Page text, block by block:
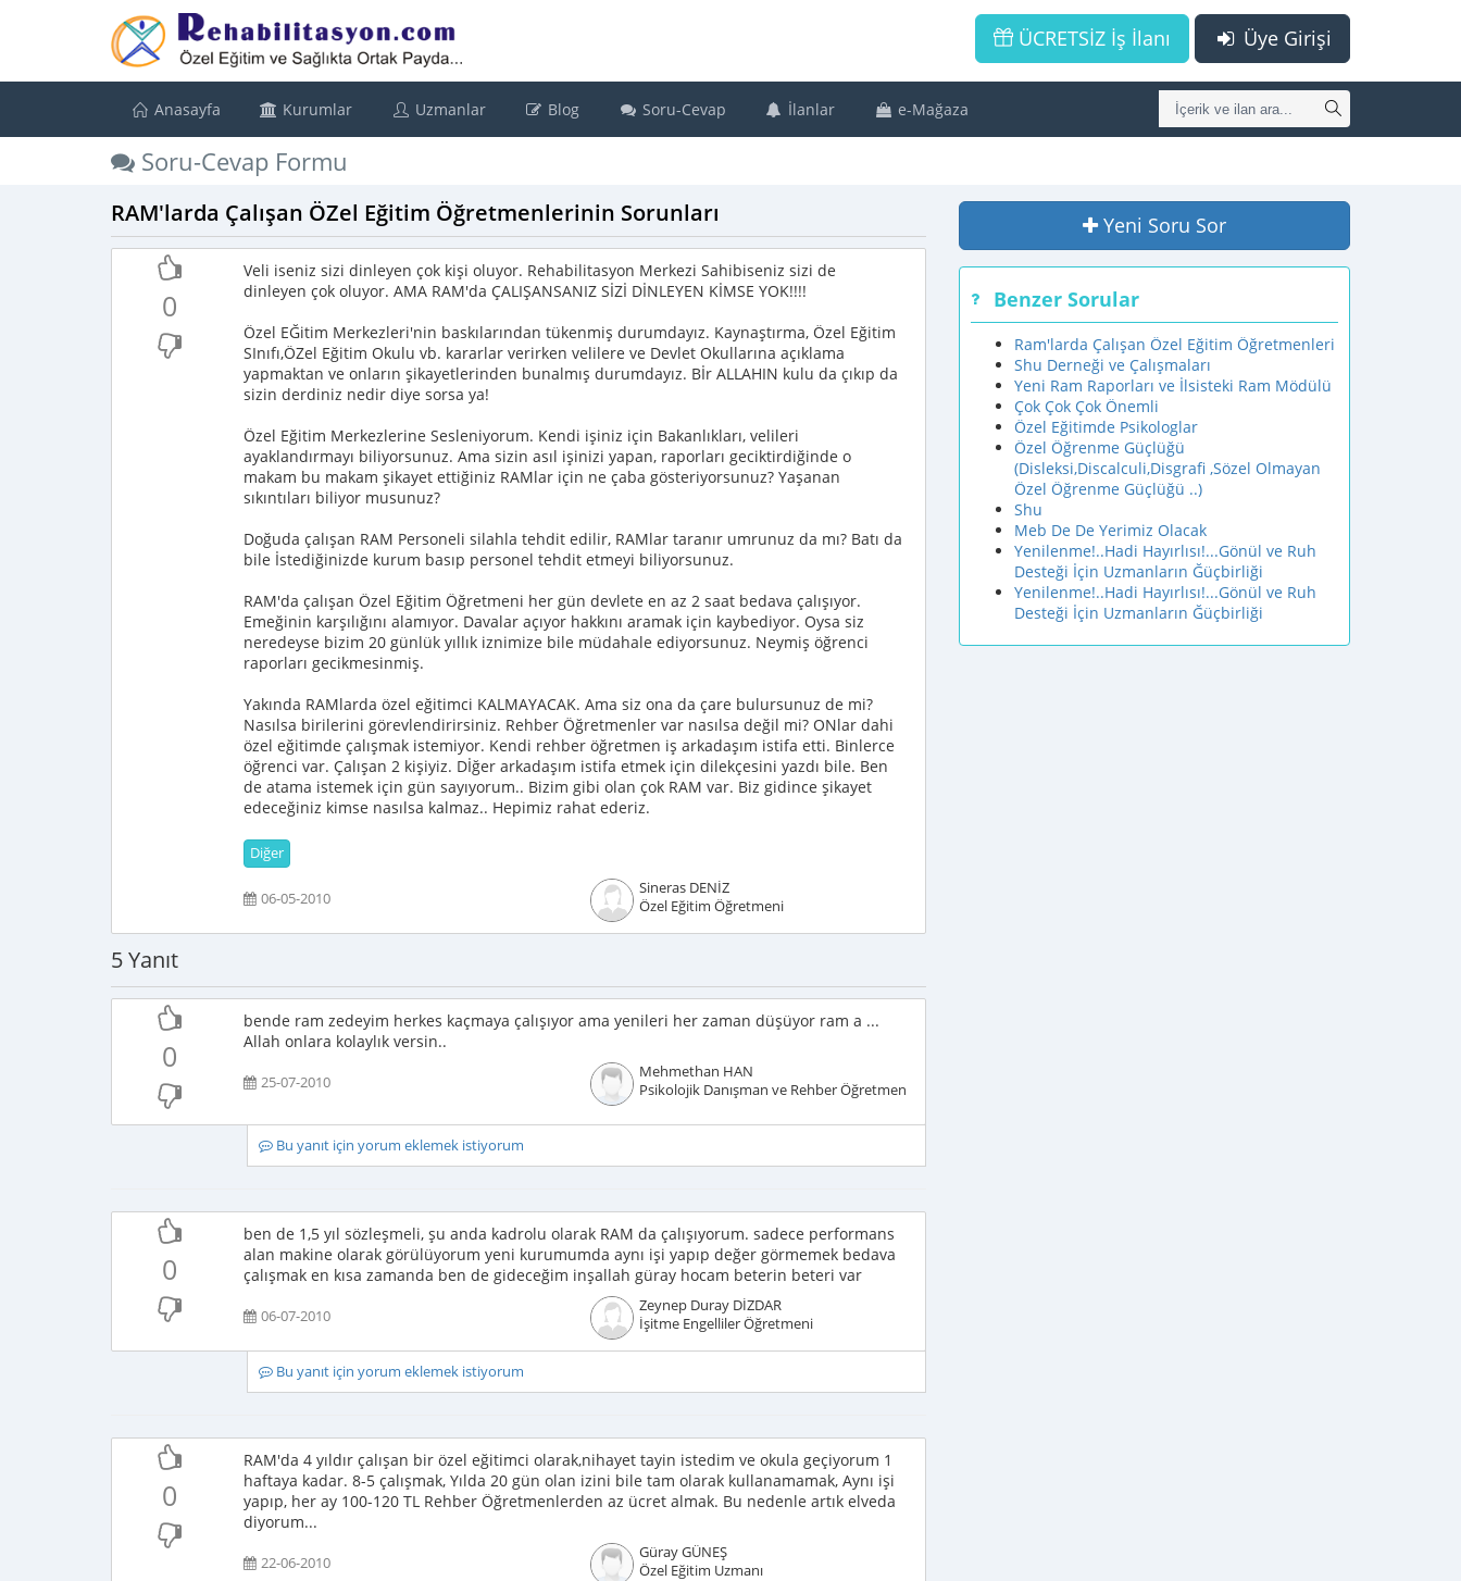
Üye Girişi
ÜCRETSİZ İş İlanı
Anasayfa Kurumlar Uzmanlar Blog Soru-Cevap İlanlar e-Mağaza
Soru-Cevap Formu
RAM'larda Çalışan ÖZel Eğitim Öğretmenlerinin Sorunları
0
Veli iseniz sizi dinleyen çok kişi oluyor. Rehabilitasyon Merkezi Sahibiseniz sizi de
dinleyen çok oluyor. AMA RAM'da ÇALIŞANSANIZ SİZİ DİNLEYEN KİMSE YOK!!!!
Özel EĞitim Merkezleri'nin baskılarından tükenmiş durumdayız. Kaynaştırma, Özel Eğitim
SInıfı,ÖZel Eğitim Okulu vb. kararlar verirken velilere ve Devlet Okullarına açıklama
yapmaktan ve onların şikayetlerinden bunalmış durumdayız. Bİr ALLAHIN kulu da çıkıp da
sizin derdiniz nedir diye sorsa ya!
Özel Eğitim Merkezlerine Sesleniyorum. Kendi işiniz için Bakanlıkları, velileri
ayaklandırmayı biliyorsunuz. Ama sizin asıl işinizi yapan, raporları geciktirdiğinde o
makam bu makam şikayet ettiğiniz RAMlar için ne çaba gösteriyorsunuz? Yaşanan
sıkıntıları biliyor musunuz?
Doğuda çalışan RAM Personeli silahla tehdit edilir, RAMlar taranır umrunuz da mı? Batı da
bile İstediğinizde kurum basıp personel tehdit etmeyi biliyorsunuz.
RAM'da çalışan Özel Eğitim Öğretmeni her gün devlete en az 2 saat bedava çalışıyor.
Emeğinin karşılığını alamıyor. Davalar açıyor hakkını aramak için kaybediyor. Oysa siz
neredeyse bizim 20 günlük yıllık iznimize bile müdahale ediyorsunuz. Neymiş öğrenci
raporları gecikmesinmiş.
Yakında RAMlarda özel eğitimci KALMAYACAK. Ama siz ona da çare bulursunuz de mi?
Nasılsa birilerini görevlendirirsiniz. Rehber Öğretmenler var nasılsa değil mi? ONlar dahi
özel eğitimde çalışmak istemiyor. Kendi rehber öğretmen iş arkadaşım istifa etti. Binlerce
öğrenci var. Çalışan 2 kişiyiz. Dİğer arkadaşım istifa etmek için dilekçesini yazdı bile. Ben
de atama istemek için gün sayıyorum.. Bizim gibi olan çok RAM var. Biz gidince şikayet
edeceğiniz kimse nasılsa kalmaz.. Hepimiz rahat ederiz.
Diğer
06-05-2010
Sineras DENİZ
Özel Eğitim Öğretmeni
5 Yanıt
0
bende ram zedeyim herkes kaçmaya çalışıyor ama yenileri her zaman düşüyor ram a ...
Allah onlara kolaylık versin..
25-07-2010
Mehmethan HAN
Psikolojik Danışman ve Rehber Öğretmen
Bu yanıt için yorum eklemek istiyorum
0
ben de 1,5 yıl sözleşmeli, şu anda kadrolu olarak RAM da çalışıyorum. sadece performans
alan makine olarak görülüyorum yeni kurumumda aynı işi yapıp değer görmemek bedava
çalışmak en kısa zamanda ben de gideceğim inşallah güray hocam beterin beteri var
06-07-2010
Zeynep Duray DİZDAR
İşitme Engelliler Öğretmeni
Bu yanıt için yorum eklemek istiyorum
0
RAM'da 4 yıldır çalışan bir özel eğitimci olarak,nihayet tayin istedim ve okula geçiyorum 1
haftaya kadar. 8-5 çalışmak, Yılda 20 gün olan izini bile tam olarak kullanamamak, Aynı işi
yapıp, her ay 100-120 TL Rehber Öğretmenlerden az ücret almak. Bu nedenle artık elveda
diyorum...
22-06-2010
Güray GÜNEŞ
Özel Eğitim Uzmanı
Yeni Soru Sor
Benzer Sorular
Ram'larda Çalışan Özel Eğitim Öğretmenleri
Shu Derneği ve Çalışmaları
Yeni Ram Raporları ve İlsisteki Ram Mödülü
Çok Çok Çok Önemli
Özel Eğitimde Psikologlar
Özel Öğrenme Güçlüğü
(Disleksi,Discalculi,Disgrafi ,Sözel Olmayan
Özel Öğrenme Güçlüğü ..)
Shu
Meb De De Yerimiz Olacak
Yenilenme!..Hadi Hayırlısı!...Gönül ve Ruh
Desteği İçin Uzmanların Ğüçbirliği
Yenilenme!..Hadi Hayırlısı!...Gönül ve Ruh
Desteği İçin Uzmanların Ğüçbirliği